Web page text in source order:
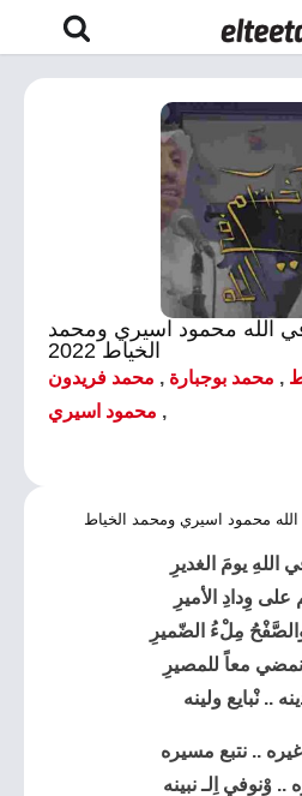
الله محمود اسيري ومحمد
الخياط 2022
, محمد بوجبارة , محمد فريدون
, محمود اسيري
محمود اسيري ومحمد الخياط
اللهِ يومَ الغديرِ
وِدادِ الأميرِ
مِلْءُ الضّميرِ
معاً للمصيرِ
.. نْبايع ولينه
.. نتبع مسيره
.. وْنوفي اِلـ نبينه